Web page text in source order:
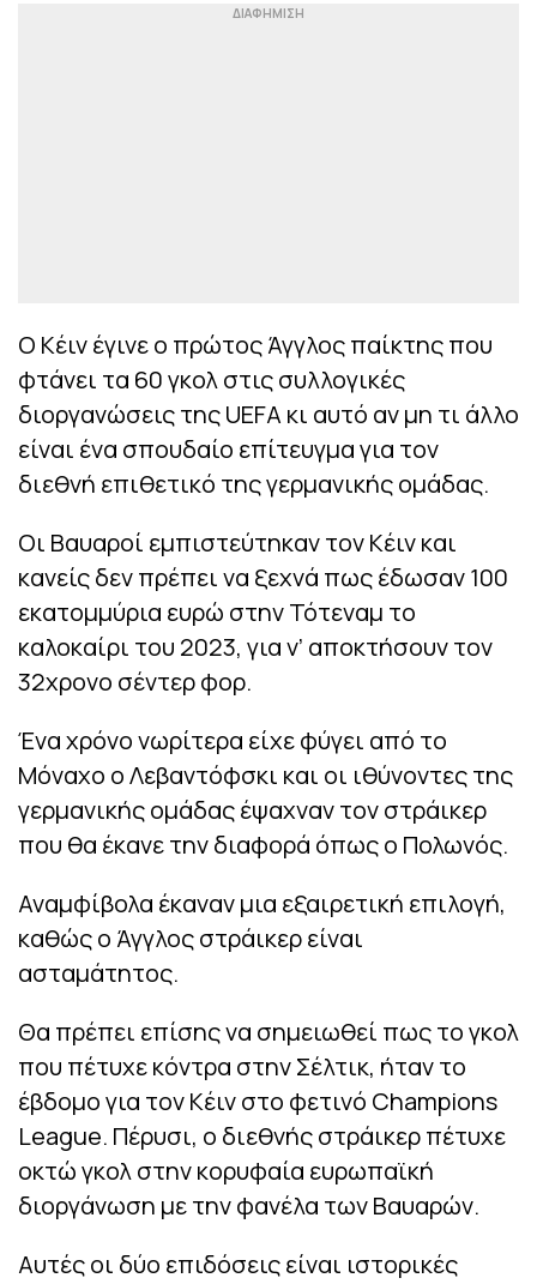
Ο Κέιν έγινε ο πρώτος Άγγλος παίκτης που
φτάνει τα 60 γκολ στις συλλογικές
διοργανώσεις της UEFA κι αυτό αν μη τι άλλο
είναι ένα σπουδαίο επίτευγμα για τον
διεθνή επιθετικό της γερμανικής ομάδας.
Οι Βαυαροί εμπιστεύτηκαν τον Κέιν και
κανείς δεν πρέπει να ξεχνά πως έδωσαν 100
εκατομμύρια ευρώ στην Τότεναμ το
καλοκαίρι του 2023, για ν’ αποκτήσουν τον
32χρονο σέντερ φορ.
Ένα χρόνο νωρίτερα είχε φύγει από το
Μόναχο ο Λεβαντόφσκι και οι ιθύνοντες της
γερμανικής ομάδας έψαχναν τον στράικερ
που θα έκανε την διαφορά όπως ο Πολωνός.
Αναμφίβολα έκαναν μια εξαιρετική επιλογή,
καθώς ο Άγγλος στράικερ είναι
ασταμάτητος.
Θα πρέπει επίσης να σημειωθεί πως το γκολ
που πέτυχε κόντρα στην Σέλτικ, ήταν το
έβδομο για τον Κέιν στο φετινό Champions
League. Πέρυσι, ο διεθνής στράικερ πέτυχε
οκτώ γκολ στην κορυφαία ευρωπαϊκή
διοργάνωση με την φανέλα των Βαυαρών.
Αυτές οι δύο επιδόσεις είναι ιστορικές